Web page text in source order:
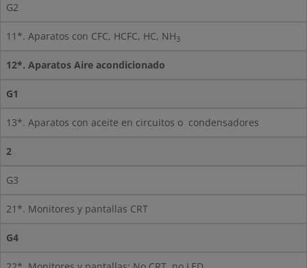
G2
11*. Aparatos con CFC, HCFC, HC, NH3
12*. Aparatos Aire acondicionado
G1
13*. Aparatos con aceite en circuitos o condensadores
2
G3
21*. Monitores y pantallas CRT
G4